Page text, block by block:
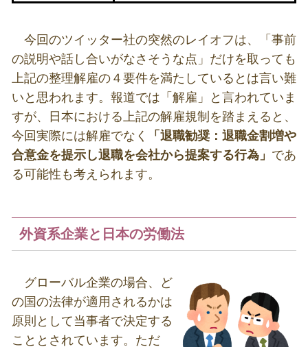
今回のツイッター社の突然のレイオフは、「事前
の説明や話し合いがなさそうな点」だけを取っても
上記の整理解雇の４要件を満たしているとは言い難
いと思われます。報道では「解雇」と言われていま
すが、日本における上記の解雇規制を踏まえると、
今回実際には解雇でなく
「退職勧奨：退職金割増や
合意金を提示し退職を会社から提案する行為」 であ
る可能性も考えられます。
外資系企業と日本の労働法
グローバル企業の場合、ど
の国の法律が適用されるかは
原則として当事者で決定する
こととされています。ただ